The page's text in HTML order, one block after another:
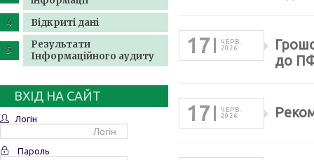
Відкриті дані
Результати
Інформаційного аудиту
ВХІД НА САЙТ
Логін
Пароль
17
ЧЕРВ.
2026
до
17
ЧЕРВ.
2026